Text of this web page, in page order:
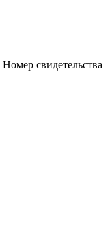
Номер свидетельства